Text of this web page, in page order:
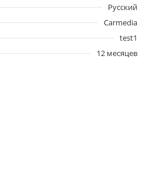
Русский
Carmedia
test1
12 месяцев